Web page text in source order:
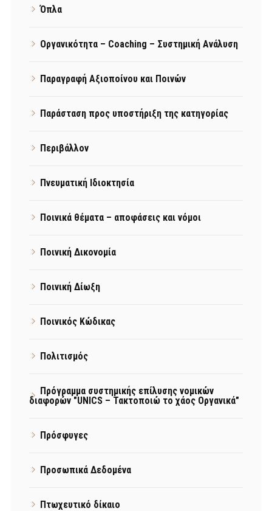
Όπλα
Οργανικότητα – Coaching – Συστημική Ανάλυση
Παραγραφή Αξιοποίνου και Ποινών
Παράσταση προς υποστήριξη της κατηγορίας
Περιβάλλον
Πνευματική Ιδιοκτησία
Ποινικά θέματα – αποφάσεις και νόμοι
Ποινική Δικονομία
Ποινική Δίωξη
Ποινικός Κώδικας
Πολιτισμός
Πρόγραμμα συστημικής επίλυσης νομικών
διαφορών "UNICS – Τακτοποιώ το χάος Οργανικά"
Πρόσφυγες
Προσωπικά Δεδομένα
Πτωχευτικό δίκαιο